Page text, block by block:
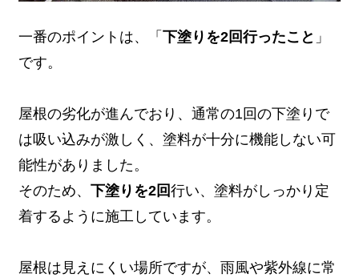
一番のポイントは、「 下塗りを2回行ったこと 」
です。
屋根の劣化が進んでおり、通常の1回の下塗りで
は吸い込みが激しく、塗料が十分に機能しない可
能性がありました。
そのため、 下塗りを2回行い、塗料がしっかり定
着するように施工しています。
屋根は見えにくい場所ですが、雨風や紫外線に常